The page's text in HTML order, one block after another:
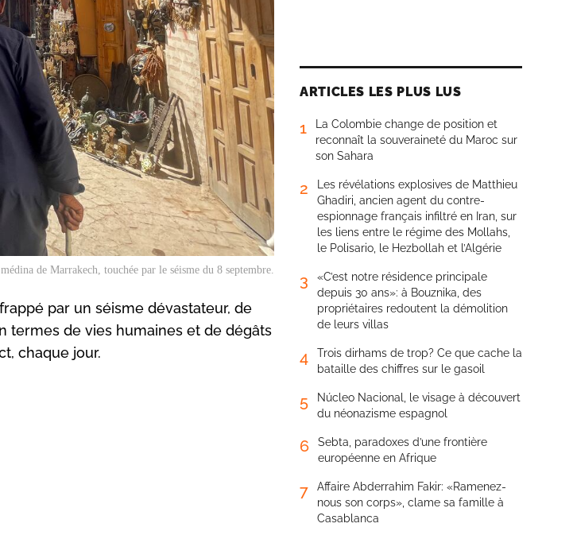
de Marrakech, touchée par le séisme du 8 septembre.
par un séisme dévastateur, de
termes de vies humaines et de dégâts
chaque jour.
ARTICLES LES PLUS LUS
1
La Colombie change de position et
reconnaît la souveraineté du Maroc sur
son Sahara
2
Les révélations explosives de Matthieu
Ghadiri, ancien agent du contre-
espionnage français infiltré en Iran, sur
les liens entre le régime des Mollahs,
le Polisario, le Hezbollah et l’Algérie
3
«C’est notre résidence principale
depuis 30 ans»: à Bouznika, des
propriétaires redoutent la démolition
de leurs villas
4
Trois dirhams de trop? Ce que cache la
bataille des chiffres sur le gasoil
5
Núcleo Nacional, le visage à découvert
du néonazisme espagnol
6
Sebta, paradoxes d’une frontière
européenne en Afrique
7
Affaire Abderrahim Fakir: «Ramenez-
nous son corps», clame sa famille à
Casablanca